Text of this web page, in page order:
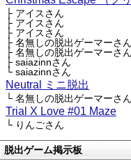
├ アイスさん
├ アイスさん
├ アイスさん
├ 名無しの脱出ゲーマーさん
├ 名無しの脱出ゲーマーさん
├ saiazinnさん
└ saiazinnさん
Neutral ミニ脱出
└ 名無しの脱出ゲーマーさん
Trial X Love #01 Maze
└ りんごさん
脱出ゲーム掲示板